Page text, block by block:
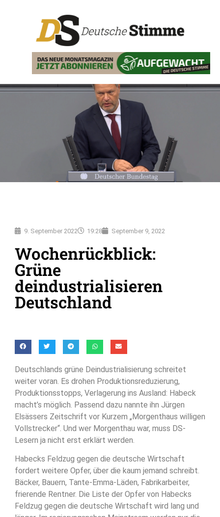
9. September 2022 19:28 September 9, 2022
Wochenrückblick:
Grüne
deindustrialisieren
Deutschland
Deutschlands grüne Deindustrialisierung schreitet
weiter voran. Es drohen Produktionsreduzierung,
Produktionsstopps, Verlagerung ins Ausland: Habeck
macht’s möglich. Passend dazu nannte ihn Jürgen
Elsässers Zeitschrift vor Kurzem „Morgenthaus willigen
Vollstrecker“. Und wer Morgenthau war, muss DS-
Lesern ja nicht erst erklärt werden.
Habecks Feldzug gegen die deutsche Wirtschaft
fordert weitere Opfer, über die kaum jemand schreibt.
Bäcker, Bauern, Tante-Emma-Läden, Fabrikarbeiter,
frierende Rentner. Die Liste der Opfer von Habecks
Feldzug gegen die deutsche Wirtschaft wird lang und